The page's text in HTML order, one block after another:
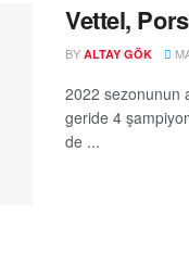
Vettel,
BY ALTAY GÖK
2022 sezonunun
geride 4
de ...